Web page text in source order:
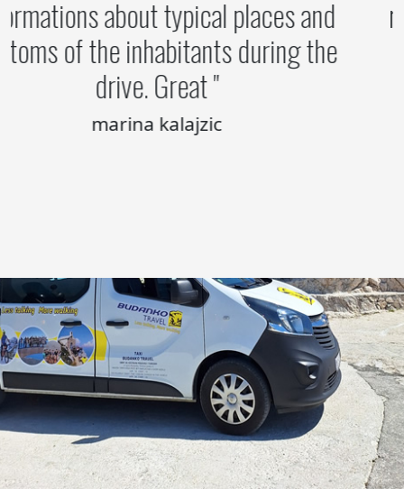
informations about typical places and
customs of the inhabitants during the
drive. Great
marina kalajzic